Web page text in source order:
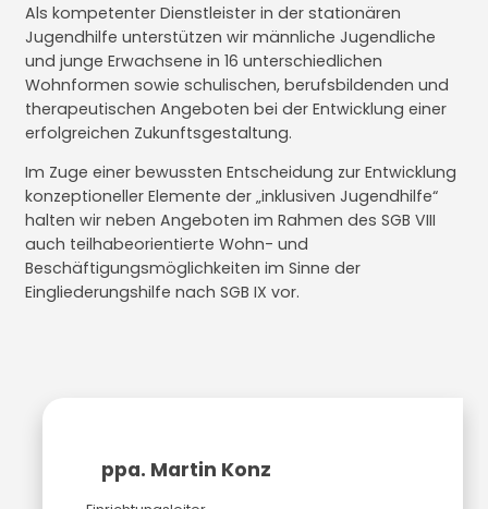
Als kompetenter Dienstleister in der stationären
Jugendhilfe unterstützen wir männliche Jugendliche
und junge Erwachsene in 16 unterschiedlichen
Wohnformen sowie schulischen, berufsbildenden und
therapeutischen Angeboten bei der Entwicklung einer
erfolgreichen Zukunftsgestaltung.
Im Zuge einer bewussten Entscheidung zur Entwicklung
konzeptioneller Elemente der „inklusiven Jugendhilfe“
halten wir neben Angeboten im Rahmen des SGB VIII
auch teilhabeorientierte Wohn- und
Beschäftigungsmöglichkeiten im Sinne der
Eingliederungshilfe nach SGB IX vor.
ppa. Martin Konz